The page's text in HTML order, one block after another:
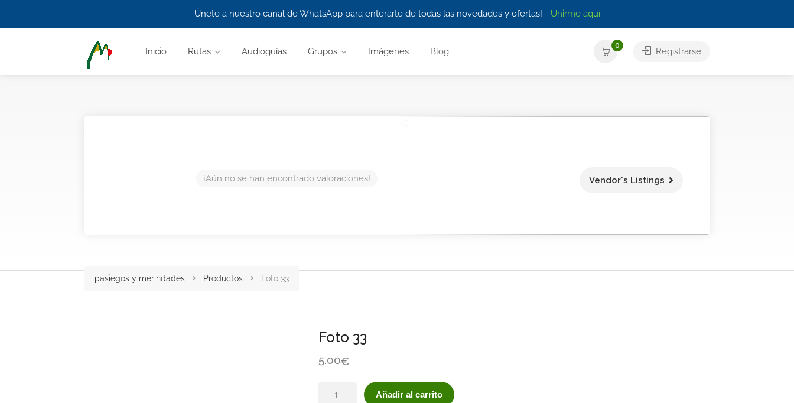
Únete a nuestro canal de WhatsApp para enterarte de todas las novedades y ofertas! - Unirme aquí
Inicio Rutas Audioguías Grupos Imágenes Blog
0
Registrarse
¡Aún no se han encontrado valoraciones! Vendor's Listings
pasiegos y merindades Productos Foto 33
Foto 33
5.00€
Añadir al carrito